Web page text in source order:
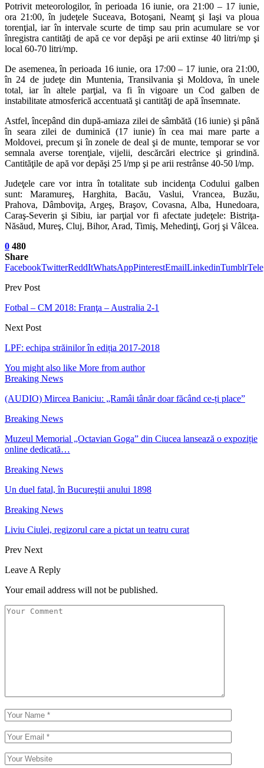
Potrivit meteorologilor, în perioada 16 iunie, ora 21:00 – 17 iunie,
ora 21:00, în judeţele Suceava, Botoşani, Neamţ şi Iaşi va ploua
torenţial, iar în intervale scurte de timp sau prin acumulare se vor
înregistra cantităţi de apă ce vor depăşi pe arii extinse 40 litri/mp şi
local 60-70 litri/mp.
De asemenea, în perioada 16 iunie, ora 17:00 – 17 iunie, ora 21:00,
în 24 de judeţe din Muntenia, Transilvania şi Moldova, în unele
total, iar în altele parţial, va fi în vigoare un Cod galben de
instabilitate atmosferică accentuată şi cantităţi de apă însemnate.
Astfel, începând din după-amiaza zilei de sâmbătă (16 iunie) şi până
în seara zilei de duminică (17 iunie) în cea mai mare parte a
Moldovei, precum şi în zonele de deal şi de munte, temporar se vor
semnala averse torenţiale, vijelii, descărcări electrice şi grindină.
Cantităţile de apă vor depăşi 25 l/mp şi pe arii restrânse 40-50 l/mp.
Judeţele care vor intra în totalitate sub incidenţa Codului galben
sunt: Maramureş, Harghita, Bacău, Vaslui, Vrancea, Buzău,
Prahova, Dâmboviţa, Argeş, Braşov, Covasna, Alba, Hunedoara,
Caraş-Severin şi Sibiu, iar parţial vor fi afectate judeţele: Bistriţa-
Năsăud, Mureş, Cluj, Bihor, Arad, Timiş, Mehedinţi, Gorj şi Vâlcea.
0 480
Share
FacebookTwitterReddItWhatsAppPinterestEmailLinkedinTumblr
Prev Post
Fotbal – CM 2018: Franţa – Australia 2-1
Next Post
LPF: echipa străinilor în ediția 2017-2018
You might also like More from author
Breaking News
(AUDIO) Mircea Baniciu: „Ramâi tânăr doar făcând ce-ți place”
Breaking News
Muzeul Memorial „Octavian Goga” din Ciucea lansează o expoziție
online dedicată…
Breaking News
Un duel fatal, în Bucureştii anului 1898
Breaking News
Liviu Ciulei, regizorul care a pictat un teatru curat
Prev Next
Leave A Reply
Your email address will not be published.